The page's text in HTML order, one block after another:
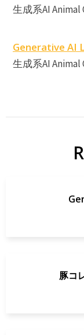
生成系AI Animal
Generative AI
生成系AI Animal
豚コ